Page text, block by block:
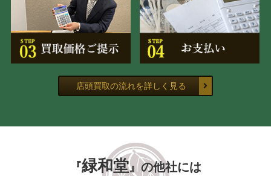
店頭買取の流れを詳しく見る
『緑和堂』の他社には